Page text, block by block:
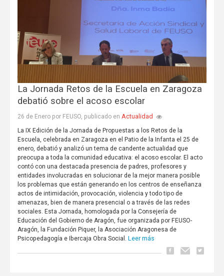
La Jornada Retos de la Escuela en Zaragoza
debatió sobre el acoso escolar
26 de Enero por FEUSO, publicado en Actualidad
La IX Edición de la Jornada de Propuestas a los Retos de la
Escuela, celebrada en Zaragoza en el Patio de la Infanta el 25 de
enero, debatió y analizó un tema de candente actualidad que
preocupa a toda la comunidad educativa: el acoso escolar. El acto
contó con una destacada presencia de padres, profesores y
entidades involucradas en solucionar de la mejor manera posible
los problemas que están generando en los centros de enseñanza
actos de intimidación, provocación, violencia y todo tipo de
amenazas, bien de manera presencial o a través de las redes
sociales. Esta Jornada, homologada por la Consejería de
Educación del Gobierno de Aragón, fue organizada por FEUSO-
Aragón, la Fundación Piquer, la Asociación Aragonesa de
Psicopedagogía e Ibercaja Obra Social. Leer más